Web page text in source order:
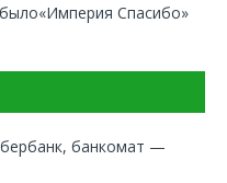
«Империя Спасибо»
банкомат —